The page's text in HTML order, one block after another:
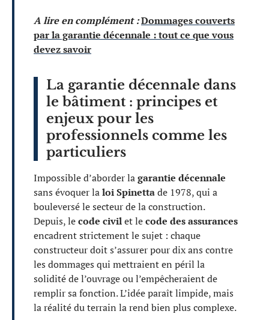
A lire en complément :Dommages couverts
par la garantie décennale : tout ce que vous
devez savoir
La garantie décennale dans
le bâtiment : principes et
enjeux pour les
professionnels comme les
particuliers
Impossible d’aborder lagarantie décennale
sans évoquer laloi Spinettade 1978, qui a
bouleversé le secteur de la construction.
Depuis, lecode civilet lecode des assurances
encadrent strictement le sujet : chaque
constructeur doit s’assurer pour dix ans contre
les dommages qui mettraient en péril la
solidité de l’ouvrage ou l’empêcheraient de
remplir sa fonction. L’idée paraît limpide, mais
la réalité du terrain la rend bien plus complexe.